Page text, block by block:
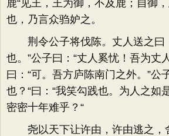
鹿“见王，王为御，不及鹿；自御
也，乃言众驺妒之。
荆令公子将伐陈。丈人送之曰
也。”公子曰：“丈人奚忧！吾为丈
曰：“可。吾方庐陈南门之外。”公
也？“曰：“我笑勾践也。为人之如
密密十年难乎？“
尧以天下让许由，许由逃之，